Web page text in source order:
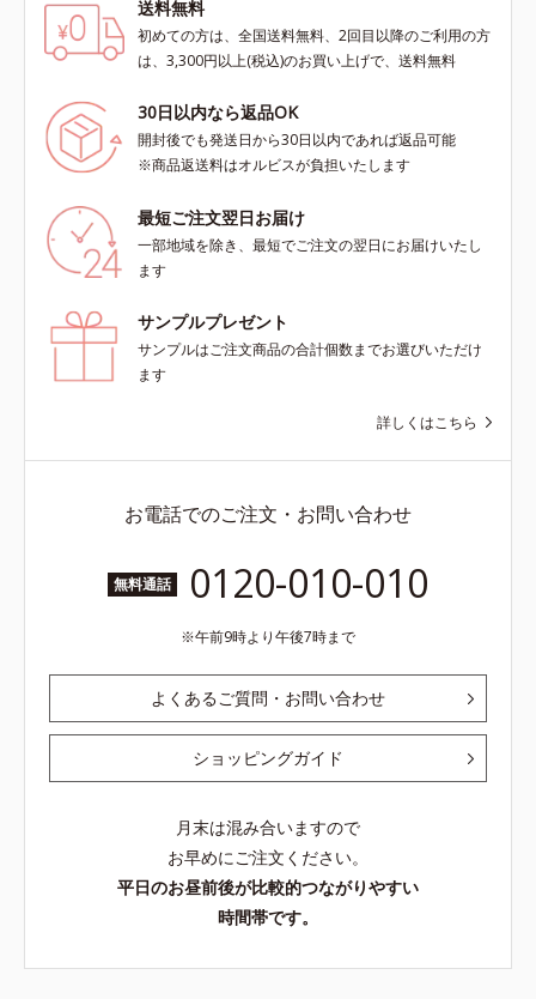
送料無料
初めての方は、全国送料無料、2回目以降のご利用の方
は、3,300円以上(税込)のお買い上げで、送料無料
30日以内なら返品OK
開封後でも発送日から30日以内であれば返品可能
※商品返送料はオルビスが負担いたします
最短ご注文翌日お届け
一部地域を除き、最短でご注文の翌日にお届けいたし
ます
サンプルプレゼント
サンプルはご注文商品の合計個数までお選びいただけ
ます
詳しくはこちら
お電話でのご注文・お問い合わせ
無料通話 0120-010-010
午前9時より午後7時まで
よくあるご質問・お問い合わせ
ショッピングガイド
月末は混み合いますので
お早めにご注文ください。
平日のお昼前後が比較的つながりやすい
時間帯です。